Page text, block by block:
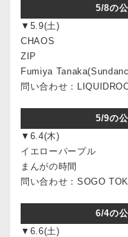
5/8の
▼5.9(土)
CHAOS
ZIP
Fumiya
問い合わせ：
5/9の
▼6.4(木)
イエローパープル
まんがの時間
問い合わせ：SOGO
6/4の
▼6.6(土)